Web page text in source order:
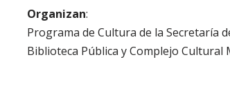
Organizan:
Programa de Cultura de la Secretaría
Biblioteca Pública y Complejo